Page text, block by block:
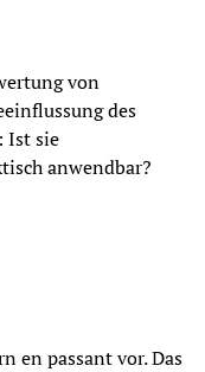
von
des
Ist sie
anwendbar?
en passant vor. Das